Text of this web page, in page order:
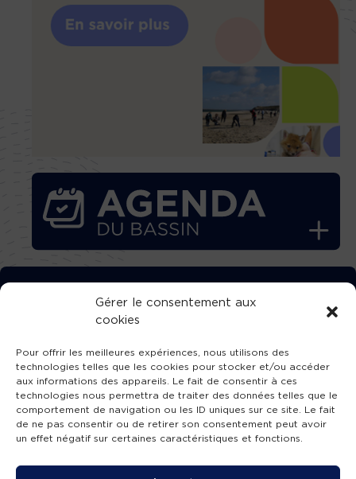
Gérer le consentement aux
cookies
Pour offrir les meilleures expériences, nous utilisons des
technologies telles que les cookies pour stocker et/ou accéder
aux informations des appareils. Le fait de consentir à ces
technologies nous permettra de traiter des données telles que le
comportement de navigation ou les ID uniques sur ce site. Le fait
de ne pas consentir ou de retirer son consentement peut avoir
un effet négatif sur certaines caractéristiques et fonctions.
TÉLÉCHARGEZ GRATUITEMENT
L’APPLICATION TVBA !
SUIVEZ-NOUS !